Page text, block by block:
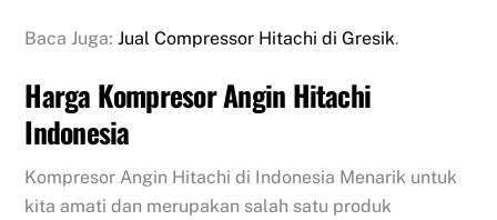
Baca Juga:Jual Compressor Hitachi di Gresik.
Harga Kompresor Angin Hitachi
Indonesia
Kompresor Angin Hitachi di Indonesia Menarik untuk
kita amati dan merupakan salah satu produk